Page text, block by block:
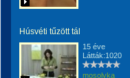
Húsvéti tűzött tál
15 éve
Látták:1020
mosolyka